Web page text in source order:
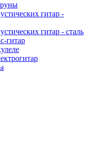
гитар -
гитар - сталь
гитар